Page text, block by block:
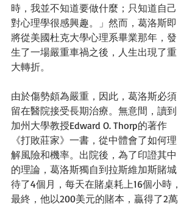
時，我並不知道要做什麼；只知道自己
對心理學很感興趣。」然而，葛洛斯即
將從美國杜克大學心理系畢業那年，發
生了一場嚴重車禍之後，人生出現了重
大轉折。
由於傷勢頗為嚴重，因此，葛洛斯必須
留在醫院接受長期治療。無意間，讀到
加州大學教授Edward O. Thorp的著作
《打敗莊家》一書，從中體會了如何理
解風險和機率。出院後，為了印證其中
的理論，葛洛斯獨自到拉斯維加斯賭城
待了4個月，每天在賭桌耗上16個小時，
最終，他以200美元的賭本，贏得了2萬